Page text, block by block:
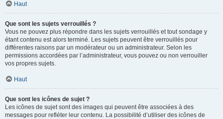
Haut
Que sont les sujets verrouillés ?
Vous ne pouvez plus répondre dans les sujets verrouillés et tout sondage y
étant contenu est alors terminé. Les sujets peuvent être verrouillés pour
différentes raisons par un modérateur ou un administrateur. Selon les
permissions accordées par l’administrateur, vous pouvez ou non verrouiller
vos propres sujets.
Haut
Que sont les icônes de sujet ?
Les icônes de sujet sont des images qui peuvent être associées à des
messages pour refléter leur contenu. La possibilité d’utiliser des icônes de